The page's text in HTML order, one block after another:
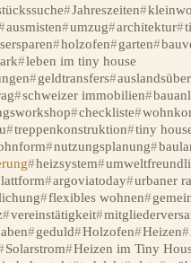
Jahreszeiten
ausmisten umzug architektur
holzofen garten
leben im tiny house
geldtransfers
schweizer immobilien
checkliste
treppenkonstruktion tiny
nutzungsplanung
heizsystem
argoviatoday urbaner
flexibles wohnen
vereinstätigkeit
geduld Holzofen Heizen
Solarstrom Heizen im Tiny